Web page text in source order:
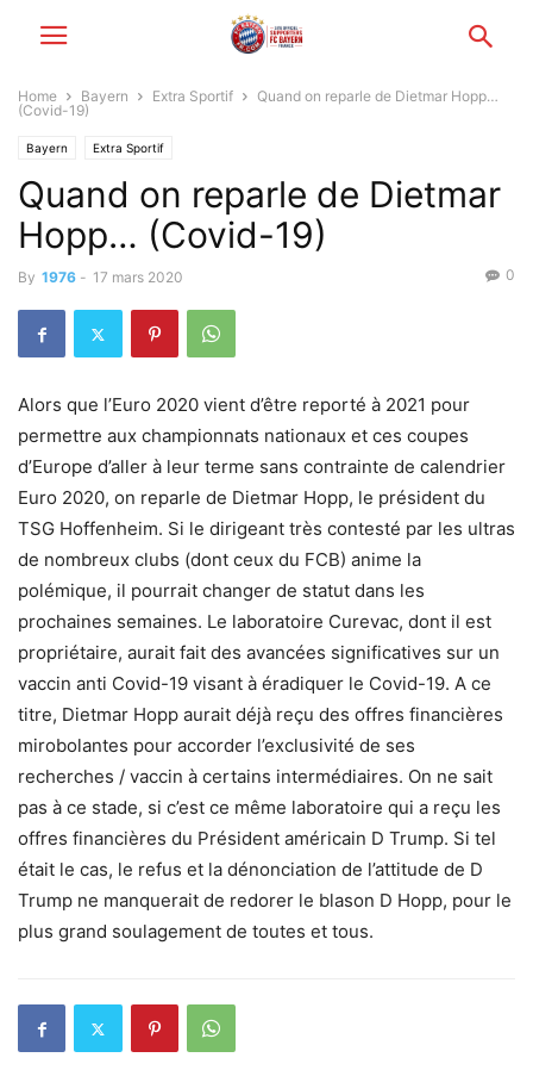
Home Bayern Extra Sportif
Quand on reparle de Dietmar Hopp…
(Covid-19)
Bayern Extra Sportif
Quand on reparle de Dietmar
Hopp… (Covid-19)
By 1976 - 17 mars 2020 0
Alors que l’Euro 2020 vient d’être reporté à 2021 pour
permettre aux championnats nationaux et ces coupes
d’Europe d’aller à leur terme sans contrainte de calendrier
Euro 2020, on reparle de Dietmar Hopp, le président du
TSG Hoffenheim. Si le dirigeant très contesté par les ultras
de nombreux clubs (dont ceux du FCB) anime la
polémique, il pourrait changer de statut dans les
prochaines semaines. Le laboratoire Curevac, dont il est
propriétaire, aurait fait des avancées significatives sur un
vaccin anti Covid-19 visant à éradiquer le Covid-19. A ce
titre, Dietmar Hopp aurait déjà reçu des offres financières
mirobolantes pour accorder l’exclusivité de ses
recherches / vaccin à certains intermédiaires. On ne sait
pas à ce stade, si c’est ce même laboratoire qui a reçu les
offres financières du Président américain D Trump. Si tel
était le cas, le refus et la dénonciation de l’attitude de D
Trump ne manquerait de redorer le blason D Hopp, pour le
plus grand soulagement de toutes et tous.